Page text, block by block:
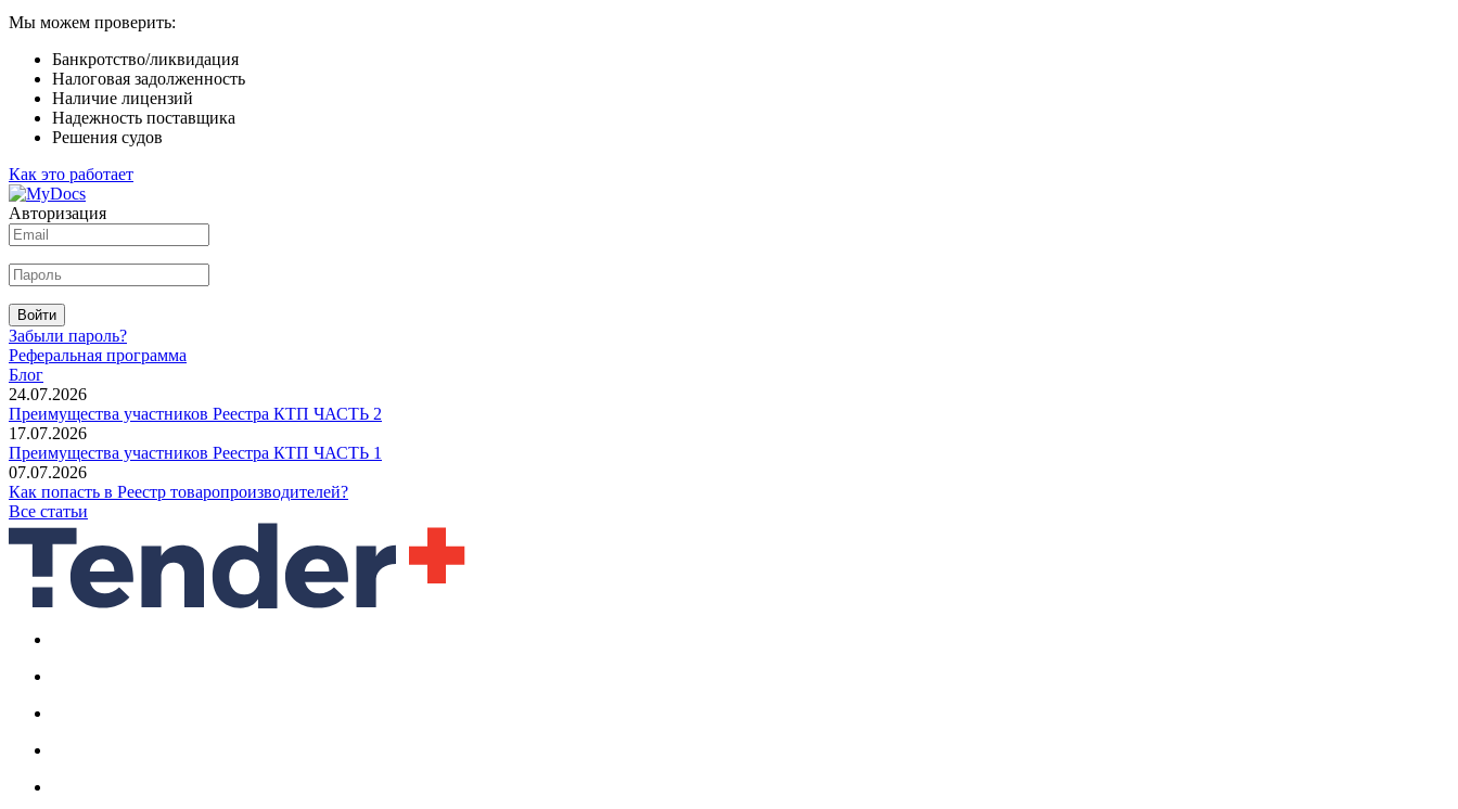
Мы можем проверить:
Банкротство/ликвидация
Налоговая задолженность
Наличие лицензий
Надежность поставщика
Решения судов
Как это работает
Авторизация
Войти
Забыли пароль?
Реферальная программа
Блог
24.07.2026
Преимущества участников Реестра КТП ЧАСТЬ 2
17.07.2026
Преимущества участников Реестра КТП ЧАСТЬ 1
07.07.2026
Как попасть в Реестр товаропроизводителей?
Все статьи